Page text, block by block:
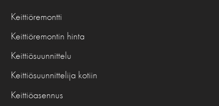
Keittiöremontti
Keittiöremontin hinta
Keittiösuunnittelu
Keittiösuunnittelija kotiin
Keittiöasennus